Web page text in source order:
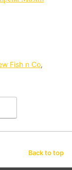
Fish n Co,
Back to top